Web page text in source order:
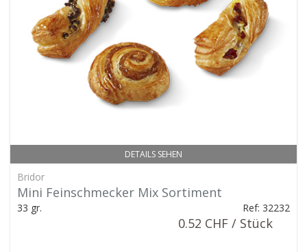
DETAILS SEHEN
Bridor
Mini Feinschmecker Mix Sortiment
33 gr. Ref: 32232
0.52 CHF / Stück